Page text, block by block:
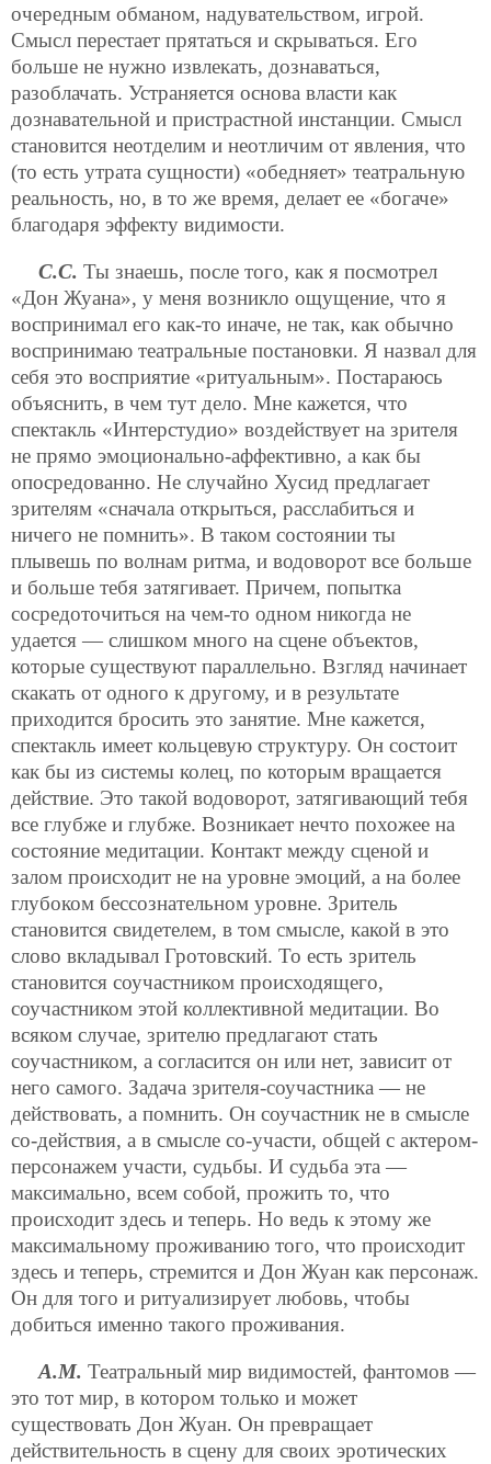
очередным обманом, надувательством, игрой.
Смысл перестает прятаться и скрываться. Его
больше не нужно извлекать, дознаваться,
разоблачать. Устраняется основа власти как
дознавательной и пристрастной инстанции. Смысл
становится неотделим и неотличим от явления, что
(то есть утрата сущности) «обедняет» театральную
реальность, но, в то же время, делает ее «богаче»
благодаря эффекту видимости.
С.С. Ты знаешь, после того, как я посмотрел
«Дон Жуана», у меня возникло ощущение, что я
воспринимал его как-то иначе, не так, как обычно
воспринимаю театральные постановки. Я назвал для
себя это восприятие «ритуальным». Постараюсь
объяснить, в чем тут дело. Мне кажется, что
спектакль «Интерстудио» воздействует на зрителя
не прямо эмоционально-аффективно, а как бы
опосредованно. Не случайно Хусид предлагает
зрителям «сначала открыться, расслабиться и
ничего не помнить». В таком состоянии ты
плывешь по волнам ритма, и водоворот все больше
и больше тебя затягивает. Причем, попытка
сосредоточиться на чем-то одном никогда не
удается — слишком много на сцене объектов,
которые существуют параллельно. Взгляд начинает
скакать от одного к другому, и в результате
приходится бросить это занятие. Мне кажется,
спектакль имеет кольцевую структуру. Он состоит
как бы из системы колец, по которым вращается
действие. Это такой водоворот, затягивающий тебя
все глубже и глубже. Возникает нечто похожее на
состояние медитации. Контакт между сценой и
залом происходит не на уровне эмоций, а на более
глубоком бессознательном уровне. Зритель
становится свидетелем, в том смысле, какой в это
слово вкладывал Гротовский. То есть зритель
становится соучастником происходящего,
соучастником этой коллективной медитации. Во
всяком случае, зрителю предлагают стать
соучастником, а согласится он или нет, зависит от
него самого. Задача зрителя-соучастника — не
действовать, а помнить. Он соучастник не в смысле
со-действия, а в смысле со-участи, общей с актером-
персонажем участи, судьбы. И судьба эта —
максимально, всем собой, прожить то, что
происходит здесь и теперь. Но ведь к этому же
максимальному проживанию того, что происходит
здесь и теперь, стремится и Дон Жуан как персонаж.
Он для того и ритуализирует любовь, чтобы
добиться именно такого проживания.
А.М. Театральный мир видимостей, фантомов —
это тот мир, в котором только и может
существовать Дон Жуан. Он превращает
действительность в сцену для своих эротических